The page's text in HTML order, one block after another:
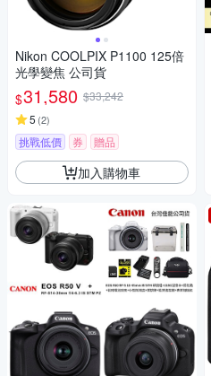
Nikon COOLPIX P1100 125倍
光學變焦 公司貨
$31,580 $33,242
5 (2)
挑戰低價 券 贈品
加入購物車